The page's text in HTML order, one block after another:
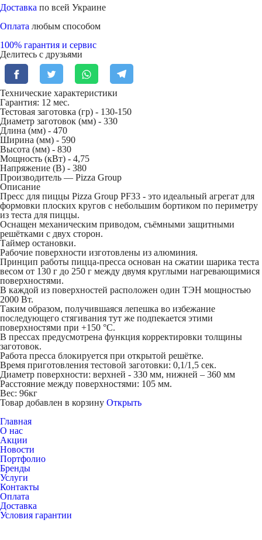
Доставка по всей Украине
Оплата любым способом
100% гарантия и сервис
Делитесь с друзьями
Технические характеристики
Гарантия: 12 мес.
Тестовая заготовка (гр) - 130-150
Диаметр заготовок (мм) - 330
Длина (мм) - 470
Ширина (мм) - 590
Высота (мм) - 830
Мощность (кВт) - 4,75
Напряжение (В) - 380
Производитель — Pizza Group
Описание
Пресс для пиццы Pizza Group PF33 - это идеальный агрегат для
формовки плоских кругов с небольшим бортиком по периметру
из теста для пиццы.
Оснащен механическим приводом, съёмными защитными
решётками с двух сторон.
Таймер остановки.
Рабочие поверхности изготовлены из алюминия.
Принцип работы пицца-пресса основан на сжатии шарика теста
весом от 130 г до 250 г между двумя круглыми нагревающимися
поверхностями.
В каждой из поверхностей расположен один ТЭН мощностью
2000 Вт.
Таким образом, получившаяся лепешка во избежание
последующего стягивания тут же подпекается этими
поверхностями при +150 °C.
В прессах предусмотрена функция корректировки толщины
заготовок.
Работа пресса блокируется при открытой решётке.
Время приготовления тестовой заготовки: 0,1/1,5 сек.
Диаметр поверхности: верхней - 330 мм, нижней – 360 мм
Расстояние между поверхностями: 105 мм.
Вес: 96кг
Товар добавлен в корзину Открыть
Главная
О нас
Акции
Новости
Портфолио
Бренды
Услуги
Контакты
Оплата
Доставка
Условия гарантии